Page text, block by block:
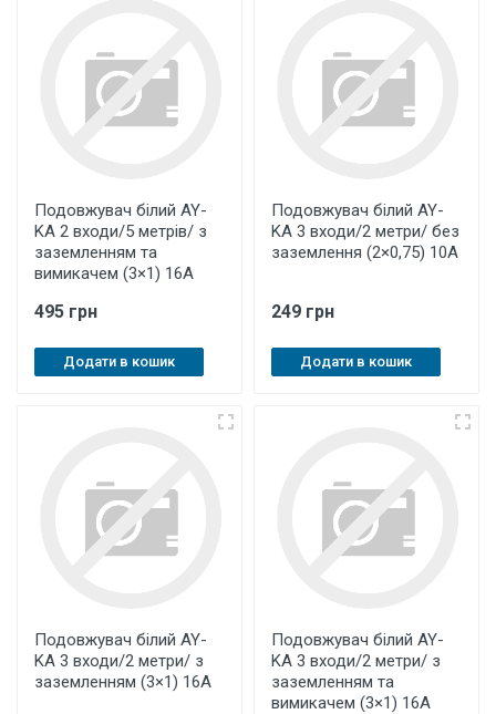
Подовжувач білий AY-
KA 2 входи/5 метрів/ з
заземленням та
вимикачем (3×1) 16А
495 грн
Додати в кошик
Подовжувач білий AY-
KA 3 входи/2 метри/ без
заземлення (2×0,75) 10A
249 грн
Додати в кошик
Подовжувач білий AY-
KA 3 входи/2 метри/ з
заземленням (3×1) 16А
Подовжувач білий AY-
KA 3 входи/2 метри/ з
заземленням та
вимикачем (3×1) 16А